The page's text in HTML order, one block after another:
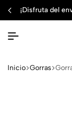
¡disfruta del
Inicio Gorras